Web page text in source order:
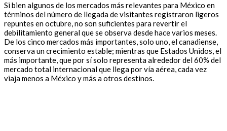
Si bien algunos de los mercados más relevantes para México en
términos del número de llegada de visitantes registraron ligeros
repuntes en octubre, no son suficientes para revertir el
debilitamiento general que se observa desde hace varios meses.
De los cinco mercados más importantes, solo uno, el canadiense,
conserva un crecimiento estable; mientras que Estados Unidos, el
más importante, que por sí solo representa alrededor del 60% del
mercado total internacional que llega por vía aérea, cada vez
viaja menos a México y más a otros destinos.